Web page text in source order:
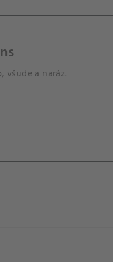
všude a naráz.